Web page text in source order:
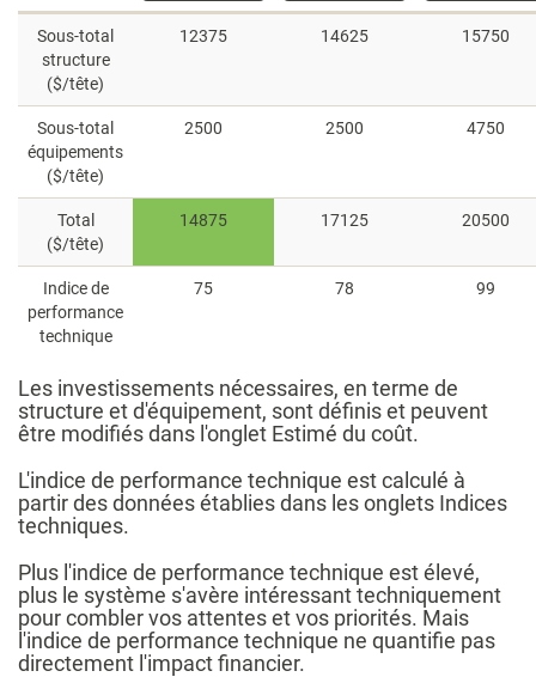
Sous-total
structure
($/tête)
12375 14625 15750
Sous-total
équipements
($/tête)
2500 2500 4750
Total
($/tête)
14875 17125 20500
Indice de
performance
technique
75 78 99
Les investissements nécessaires, en terme de
structure et d'équipement, sont définis et peuvent
être modifiés dans l'onglet Estimé du coût.
L'indice de performance technique est calculé à
partir des données établies dans les onglets Indices
techniques.
Plus l'indice de performance technique est élevé,
plus le système s'avère intéressant techniquement
pour combler vos attentes et vos priorités. Mais
l'indice de performance technique ne quantifie pas
directement l'impact financier.